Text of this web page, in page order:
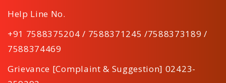
Help Line No.
+91 7588375204 / 7588371245 /7588373189 /
7588374469
Grievance [Complaint & Suggestion] 02423-